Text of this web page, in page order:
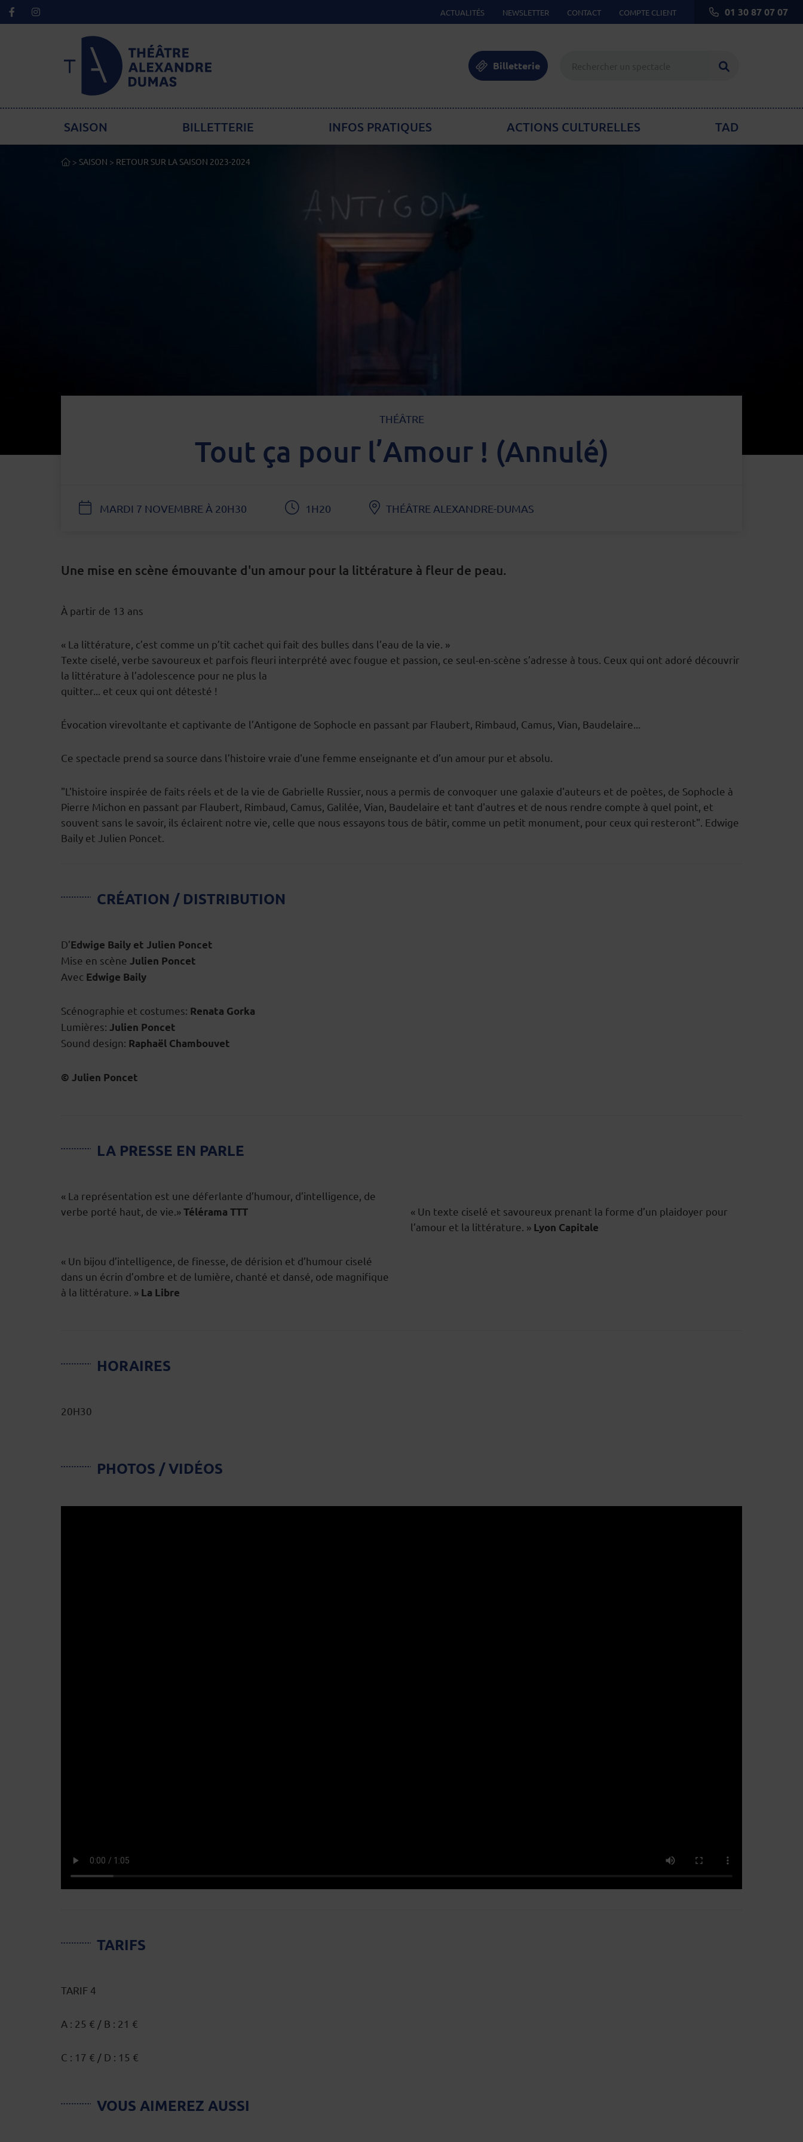
ACTUALITÉS NEWSLETTER CONTACT COMPTE CLIENT 01 30 87 07 07
Lien de retour à la page d'accueil Billetterie
SAISON BILLETTERIE INFOS PRATIQUES ACTIONS CULTURELLES TAD
ACCUEIL
> SAISON > RETOUR SUR LA SAISON 2023-2024
TYPE D'ÉVÈNEMENT
THÉÂTRE
Tout ça pour l’Amour ! (Annulé)
DATEMARDI 7 NOVEMBRE À 20H30 1H20 THÉÂTRE ALEXANDRE-DUMAS
Une mise en scène émouvante d'un amour pour la littérature à fleur de peau.
DESCRIPTION
À partir de 13 ans
« La littérature, c’est comme un p’tit cachet qui fait des bulles dans l’eau de la vie. »
Texte ciselé, verbe savoureux et parfois fleuri interprété avec fougue et passion, ce seul-en-scène s’adresse à tous. Ceux qui ont adoré découvrir
la littérature à l’adolescence pour ne plus la
quitter... et ceux qui ont détesté !
Évocation virevoltante et captivante de l’Antigone de Sophocle en passant par Flaubert, Rimbaud, Camus, Vian, Baudelaire...
Ce spectacle prend sa source dans l’histoire vraie d'une femme enseignante et d’un amour pur et absolu.
"L'histoire inspirée de faits réels et de la vie de Gabrielle Russier, nous a permis de convoquer une galaxie d'auteurs et de poètes, de Sophocle à
Pierre Michon en passant par Flaubert, Rimbaud, Camus, Galilée, Vian, Baudelaire et tant d'autres et de nous rendre compte à quel point, et
souvent sans le savoir, ils éclairent notre vie, celle que nous essayons tous de bâtir, comme un petit monument, pour ceux qui resteront". Edwige
Baily et Julien Poncet.
CRÉATION / DISTRIBUTION
D’Edwige Baily et Julien Poncet
Mise en scène Julien Poncet
Avec Edwige Baily
Scénographie et costumes: Renata Gorka
Lumières: Julien Poncet
Sound design: Raphaël Chambouvet
© Julien Poncet
LA PRESSE EN PARLE
« La représentation est une déferlante d’humour, d’intelligence, de
verbe porté haut, de vie.»Télérama TTT
« Un bijou d’intelligence, de finesse, de dérision et d’humour ciselé
dans un écrin d’ombre et de lumière, chanté et dansé, ode magnifique
à la littérature. » La Libre
« Un texte ciselé et savoureux prenant la forme d’un plaidoyer pour
l’amour et la littérature. » Lyon Capitale
HORAIRES
20H30
PHOTOS / VIDÉOS
TARIFS
TARIF 4
A : 25 € / B : 21 €
C : 17 € / D : 15 €
VOUS AIMEREZ AUSSI